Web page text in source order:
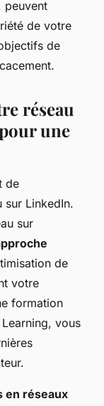
peuvent
de votre
de
réseau
une
de
sur LinkedIn.
sur
de
votre
formation
vous
en réseaux